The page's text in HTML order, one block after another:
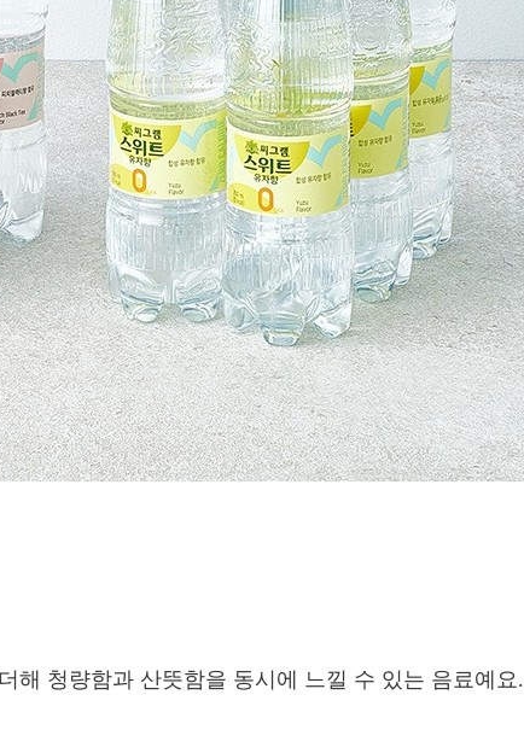
해 청량함과 산뜻함을 동시에 느낄 수 있는 음료예요.